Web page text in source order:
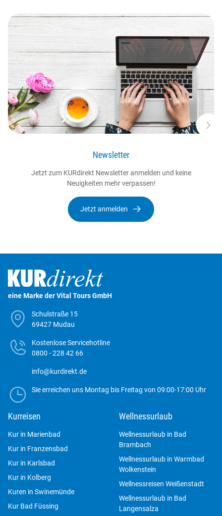
© testcopyright
Newsletter
Jetzt zum KURdirekt Newsletter anmelden und keine
Neuigkeiten mehr verpassen!
Jetzt anmelden
eine Marke der Vital Tours GmbH
Schulstraße 15
69427 Mudau
Kostenlose Servicehotline
0800 - 228 42 66
info@kurdirekt.de
Sie erreichen uns Montag bis Freitag von 09:00-17:00 Uhr
Kurreisen
Kur in Marienbad
Kur in Franzensbad
Kur in Karlsbad
Kur in Kolberg
Kuren in Swinemünde
Kur Bad Füssing
Wellnessurlaub
Wellnessurlaub in Bad
Brambach
Wellnessurlaub in Warmbad
Wolkenstein
Wellnessreisen Weißenstadt
Wellnessurlaub in Bad
Langensalza